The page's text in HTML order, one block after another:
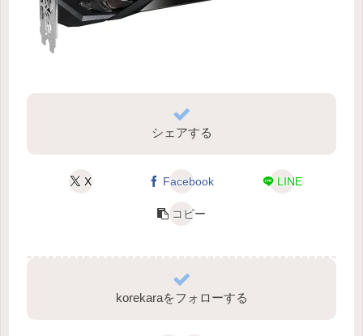
シェアする
X Facebook LINE
コピー
korekaraをフォローする